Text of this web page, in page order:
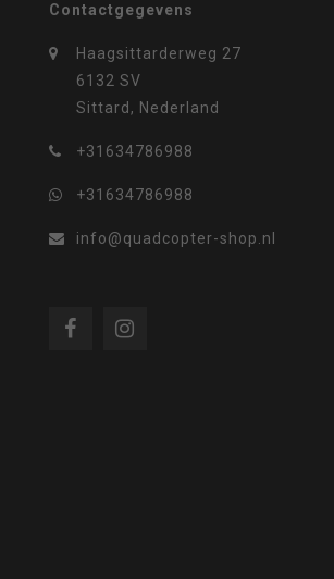
geselecteerde
zoekresultaat
Contactgegevens
Haagsittarderweg 27
6132 SV
Sittard, Nederland
+31634786988
+31634786988
info@quadcopter-shop.nl